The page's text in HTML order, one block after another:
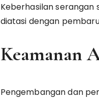
Keberhasilan
diatasi dengan
Keamanan
Pengembangan dan